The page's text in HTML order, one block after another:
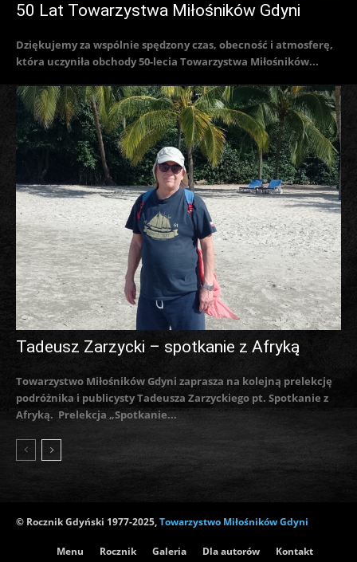
50 Lat Towarzystwa Miłośników Gdyni
Dziękujemy za wspólnie spędzony czas, obecność i atmosferę,
która uczyniła obchody 50-lecia Towarzystwa Miłośników...
Tadeusz Zarzycki – spotkanie z Afryką
Towarzystwo Miłośników Gdyni zaprasza na kolejną prelekcję
podróżnika i publicysty Tadeusza Zarzyckiego pt. Spotkanie z
Afryką. Prelekcja „Spotkanie...
© Rocznik Gdyński 1977-2025,Towarzystwo Miłośników Gdyni
Menu Rocznik Galeria Dla autorów Kontakt